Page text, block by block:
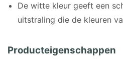
De witte kleur geeft een
uitstraling die de kleuren
Producteigenschappen